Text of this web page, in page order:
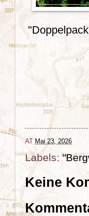
AT Mai 23, 2026
Labels:
Keine